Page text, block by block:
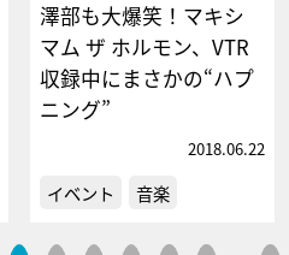
澤部も大爆笑！マキシ
マム ザ ホルモン、VTR
収録中にまさかの“ハプ
ニング”
2018.06.22
イベント 音楽